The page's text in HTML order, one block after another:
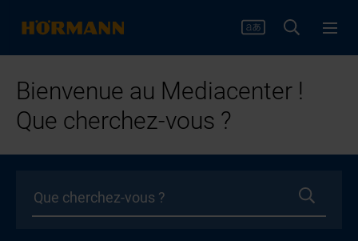
Bienvenue au Mediacenter !
Que cherchez-vous ?